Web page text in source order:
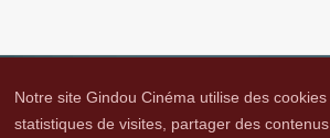
Notre site Gindou Cinéma utilise des
statistiques de visites, partager des